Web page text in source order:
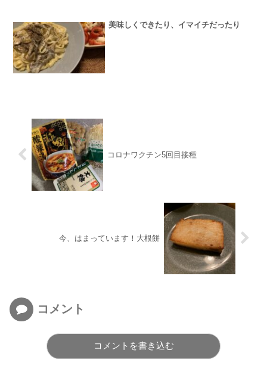
美味しくできたり、イマイチだったり
コロナワクチン5回目接種
今、はまっています！大根餅
コメント
コメントを書き込む